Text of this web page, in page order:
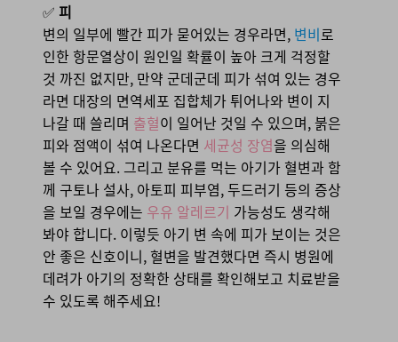
✅ 피
변의 일부에 빨간 피가 묻어있는 경우라면, 변비로
인한 항문열상이 원인일 확률이 높아 크게 걱정할
것 까진 없지만, 만약 군데군데 피가 섞여 있는 경우
라면 대장의 면역세포 집합체가 튀어나와 변이 지
나갈 때 쓸리며 출혈이 일어난 것일 수 있으며, 붉은
피와 점액이 섞여 나온다면 세균성 장염을 의심해
볼 수 있어요. 그리고 분유를 먹는 아기가 혈변과 함
께 구토나 설사, 아토피 피부염, 두드러기 등의 증상
을 보일 경우에는 우유 알레르기 가능성도 생각해
봐야 합니다. 이렇듯 아기 변 속에 피가 보이는 것은
안 좋은 신호이니, 혈변을 발견했다면 즉시 병원에
데려가 아기의 정확한 상태를 확인해보고 치료받을
수 있도록 해주세요!